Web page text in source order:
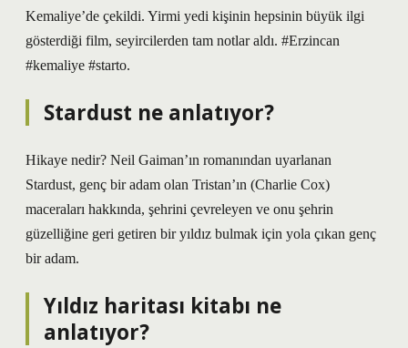
Kemaliye’de çekildi. Yirmi yedi kişinin hepsinin büyük ilgi
gösterdiği film, seyircilerden tam notlar aldı. #Erzincan
#kemaliye #starto.
Stardust ne anlatıyor?
Hikaye nedir? Neil Gaiman’ın romanından uyarlanan
Stardust, genç bir adam olan Tristan’ın (Charlie Cox)
maceraları hakkında, şehrini çevreleyen ve onu şehrin
güzelliğine geri getiren bir yıldız bulmak için yola çıkan genç
bir adam.
Yıldız haritası kitabı ne
anlatıyor?